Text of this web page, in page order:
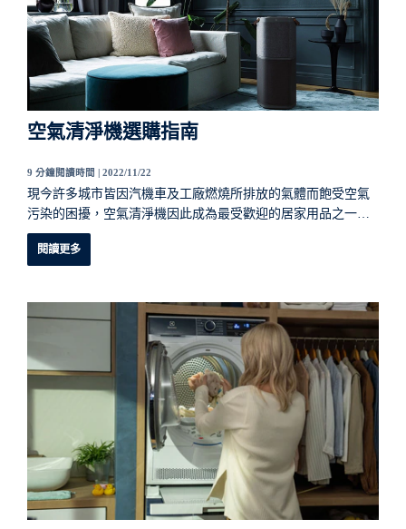
空氣清淨機選購指南
9 分鐘閱讀時間 | 2022/11/22
現今許多城市皆因汽機車及工廠燃燒所排放的氣體而飽受空氣
污染的困擾，空氣清淨機因此成為最受歡迎的居家用品之一。
它能幫助您保持居家空氣清淨，過濾灰塵及有害污染物，對患
有氣喘、過敏及其他呼吸道問題的人有所助益。
閱讀更多